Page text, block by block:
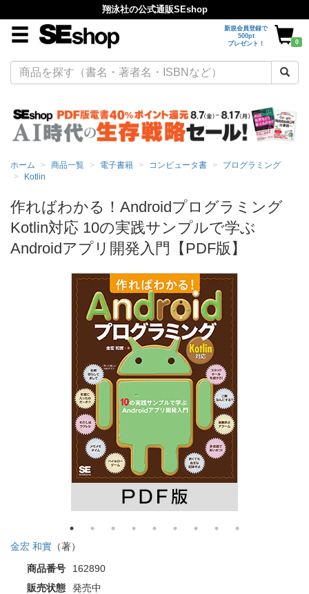
翔泳社の公式通販SEshop
新規会員登録で
500pt
プレゼント！
0
ホーム 商品一覧 電子書籍 コンピュータ書
プログラミング
Kotlin
作ればわかる！Androidプログラミング
Kotlin対応 10の実践サンプルで学ぶ
Androidアプリ開発入門【PDF版】
金宏 和實 （著）
商品番号
162890
販売状態
発売中